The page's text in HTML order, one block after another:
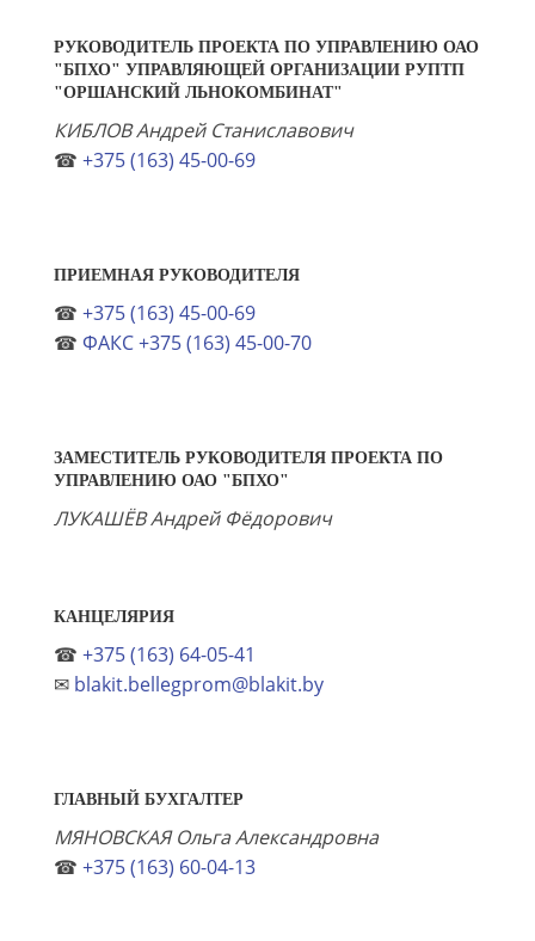
РУКОВОДИТЕЛЬ ПРОЕКТА ПО УПРАВЛЕНИЮ ОАО
"БПХО" УПРАВЛЯЮЩЕЙ ОРГАНИЗАЦИИ РУПТП
"ОРШАНСКИЙ ЛЬНОКОМБИНАТ"
КИБЛОВ Андрей Станиславович
☎ +375 (163) 45-00-69
ПРИЕМНАЯ РУКОВОДИТЕЛЯ
☎ +375 (163) 45-00-69
☎ ФАКС +375 (163) 45-00-70
ЗАМЕСТИТЕЛЬ РУКОВОДИТЕЛЯ ПРОЕКТА ПО
УПРАВЛЕНИЮ ОАО "БПХО"
ЛУКАШЁВ Андрей Фёдорович
КАНЦЕЛЯРИЯ
☎ +375 (163) 64-05-41
✉ blakit.bellegprom@blakit.by
ГЛАВНЫЙ БУХГАЛТЕР
МЯНОВСКАЯ Ольга Александровна
☎ +375 (163) 60-04-13